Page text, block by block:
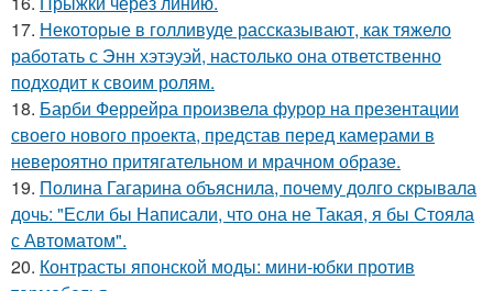
17. Некоторые в голливуде рассказывают, как тяжело
работать с Энн хэтэуэй, настолько она ответственно
подходит к своим ролям.
18. Барби Феррейра произвела фурор на презентации
своего нового проекта, представ перед камерами в
невероятно притягательном и мрачном образе.
19. Полина Гагарина объяснила, почему долго скрывала
дочь: "Если бы Написали, что она не Такая, я бы Стояла
с Автоматом".
20. Контрасты японской моды: мини-юбки против